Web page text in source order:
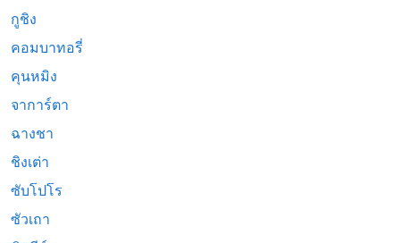
กูชิง
คอมบาทอรี่
คุนหมิง
จาการ์ตา
ฉางชา
ชิงเต่า
ซับโปโร
ซัวเถา